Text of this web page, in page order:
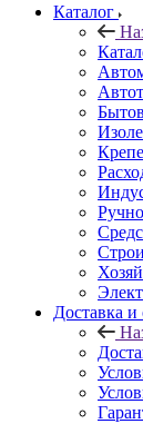
Каталог
Доставка и